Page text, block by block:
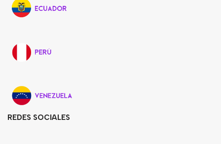
REDES SOCIALES